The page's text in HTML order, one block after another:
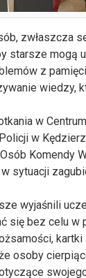
zwłaszcza
starsze mogą
z
wiedzy,
w
w
Komendy
sytuacji
wyjaśnili
się bez celu w
osoby